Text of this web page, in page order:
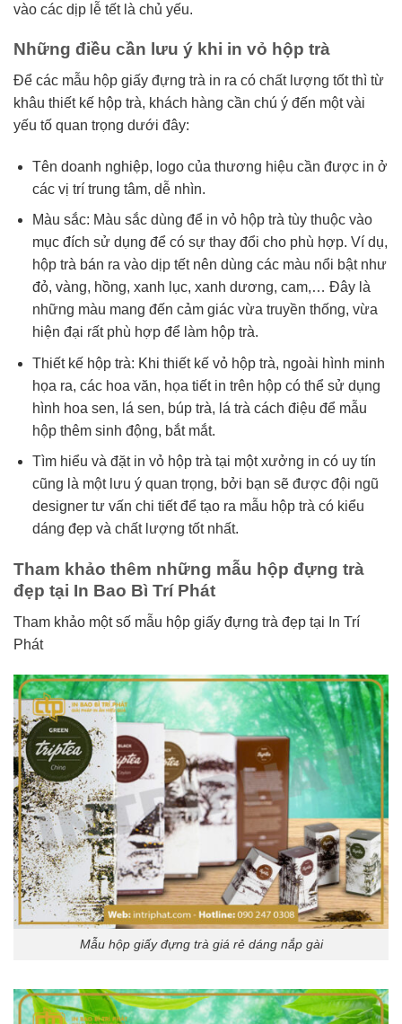
vào các dịp lễ tết là chủ yếu.
Những điều cần lưu ý khi in vỏ hộp trà
Để các mẫu hộp giấy đựng trà in ra có chất lượng tốt thì từ
khâu thiết kế hộp trà, khách hàng cần chú ý đến một vài
yếu tố quan trọng dưới đây:
Tên doanh nghiệp, logo của thương hiệu cần được in ở
các vị trí trung tâm, dễ nhìn.
Màu sắc: Màu sắc dùng để in vỏ hộp trà tùy thuộc vào
mục đích sử dụng để có sự thay đổi cho phù hợp. Ví dụ,
hộp trà bán ra vào dịp tết nên dùng các màu nổi bật như
đỏ, vàng, hồng, xanh lục, xanh dương, cam,… Đây là
những màu mang đến cảm giác vừa truyền thống, vừa
hiện đại rất phù hợp để làm hộp trà.
Thiết kế hộp trà: Khi thiết kế vỏ hộp trà, ngoài hình minh
họa ra, các hoa văn, họa tiết in trên hộp có thể sử dụng
hình hoa sen, lá sen, búp trà, lá trà cách điệu để mẫu
hộp thêm sinh động, bắt mắt.
Tìm hiểu và đặt in vỏ hộp trà tại một xưởng in có uy tín
cũng là một lưu ý quan trọng, bởi bạn sẽ được đội ngũ
designer tư vấn chi tiết để tạo ra mẫu hộp trà có kiểu
dáng đẹp và chất lượng tốt nhất.
Tham khảo thêm những mẫu hộp đựng trà
đẹp tại In Bao Bì Trí Phát
Tham khảo một số mẫu hộp giấy đựng trà đẹp tại In Trí
Phát
Mẫu hộp giấy đựng trà giá rẻ dáng nắp gài